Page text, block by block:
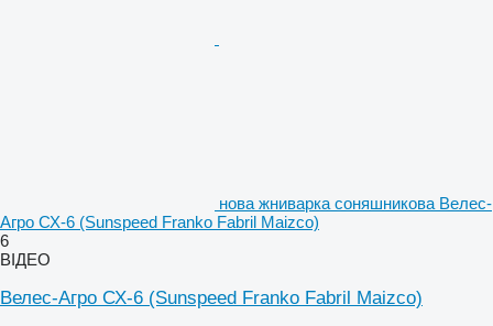
нова жниварка соняшникова Велес-
Агро СХ-6 (Sunspeed Franko Fabril Maizco)
6
ВІДЕО
Велес-Агро СХ-6 (Sunspeed Franko Fabril Maizco)